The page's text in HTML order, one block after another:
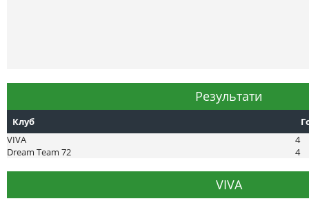
Результати
Клуб
VIVA
4
Dream Team 72
4
VIVA